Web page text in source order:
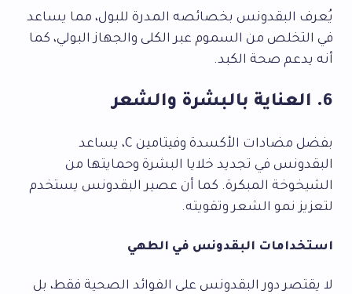
يُعرف البقدونس بخصائصه المدرة للبول، مما يساعد
في التخلص من السموم عبر الكلى والجهاز البولي، كما
أنه يدعم صحة الكبد.
6. العناية بالبشرة والشعر
بفضل مضادات الأكسدة وفيتامين C، يساعد
البقدونس في تجديد خلايا البشرة وحمايتها من
الشيخوخة المبكرة. كما أن عصير البقدونس يستخدم
لتعزيز نمو الشعر وتقويته.
استخدامات البقدونس في الطهي
لا يقتصر دور البقدونس على الفوائد الصحية فقط، بل